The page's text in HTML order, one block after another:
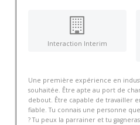
Interaction Interim
Une première expérience en
souhaitée. Être apte au port de
debout. Être capable de travailler
fiable. Tu connais une personne
? Tu peux la parrainer et tu